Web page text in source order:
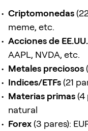
Criptomonedas
meme, etc.
Acciones de
AAPL, NVDA, etc.
Metales preciosos
Indices/ETFs(21
Materias primas(4
natural
Forex(3 pares):